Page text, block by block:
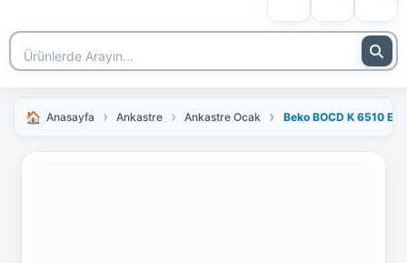
Anasayfa Ankastre Ankastre Ocak Beko BOCD K 6510